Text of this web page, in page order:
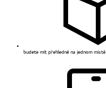
budete mít přehledně na jednom místě